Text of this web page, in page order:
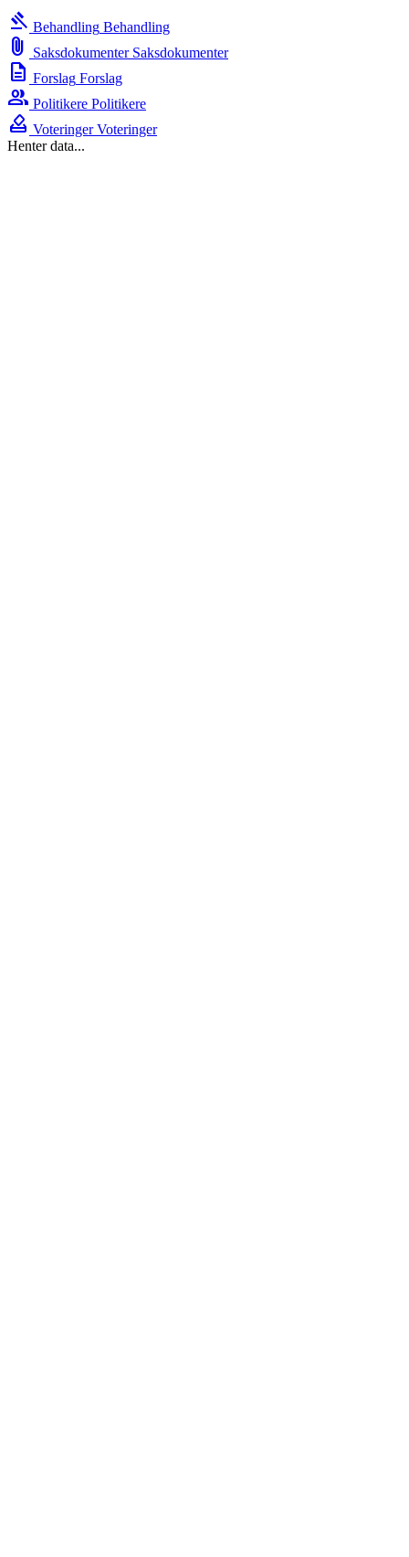
gavel Behandling Behandling
attach_file Saksdokumenter Saksdokumenter
description Forslag Forslag
group Politikere Politikere
how_to_vote Voteringer Voteringer
Henter data...